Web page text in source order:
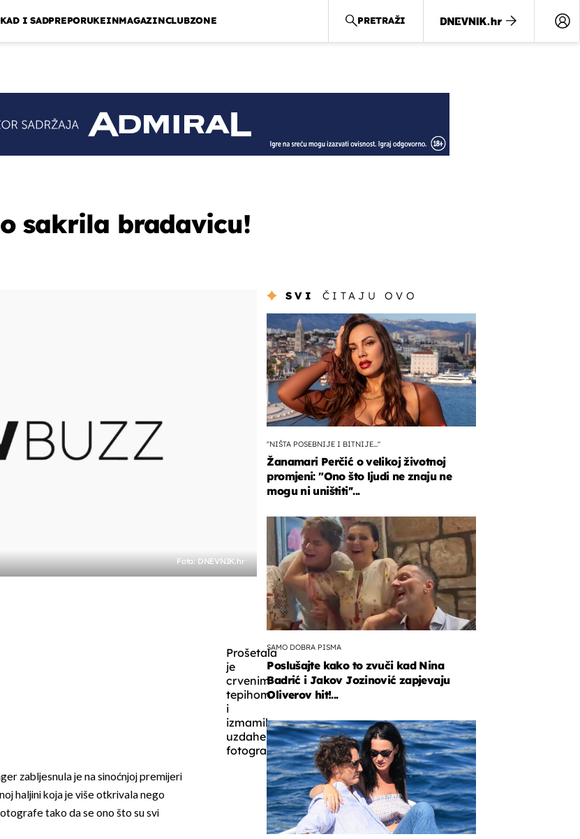
I SADPREPORUKEINMAGAZINCLUBZONE PRETRAŽI
sakrila bradavicu!
Foto: DNEVNIK.hr
Prošetala
je
crvenim
tepihom
i
izmamila
uzdahe
fotografa.
zabljesnula je na sinoćnjoj premijeri
haljini koja je više otkrivala nego
tako da se ono što su svi
SVI ČITAJU OVO
''NIŠTA POSEBNIJE I BITNIJE...''
Žanamari Perčić o velikoj životnoj
promjeni: "Ono što ljudi ne znaju ne
mogu ni uništiti''...
SAMO DOBRA PISMA
Poslušajte kako to zvuči kad Nina
Badrić i Jakov Jozinović zapjevaju
Oliverov hit!...